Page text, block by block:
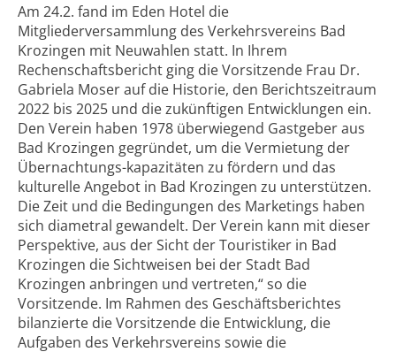
Am 24.2. fand im Eden Hotel die
Mitgliederversammlung des Verkehrsvereins Bad
Krozingen mit Neuwahlen statt. In Ihrem
Rechenschaftsbericht ging die Vorsitzende Frau Dr.
Gabriela Moser auf die Historie, den Berichtszeitraum
2022 bis 2025 und die zukünftigen Entwicklungen ein.
Den Verein haben 1978 überwiegend Gastgeber aus
Bad Krozingen gegründet, um die Vermietung der
Übernachtungs-kapazitäten zu fördern und das
kulturelle Angebot in Bad Krozingen zu unterstützen.
Die Zeit und die Bedingungen des Marketings haben
sich diametral gewandelt. Der Verein kann mit dieser
Perspektive, aus der Sicht der Touristiker in Bad
Krozingen die Sichtweisen bei der Stadt Bad
Krozingen anbringen und vertreten,“ so die
Vorsitzende. Im Rahmen des Geschäftsberichtes
bilanzierte die Vorsitzende die Entwicklung, die
Aufgaben des Verkehrsvereins sowie die